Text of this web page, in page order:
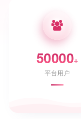
50000+
平台用户